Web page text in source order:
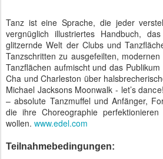
Tanz ist eine Sprache, die jeder
vergnüglich illustriertes Handbuch,
glitzernde Welt der Clubs und
Tanzschritten zu ausgefeilten,
Tanzflächen aufmischt und das
Cha und Charleston über
Michael Jacksons Moonwalk - let’s
– absolute Tanzmuffel und Anfänger,
die ihre Choreographie
wollen. www.edel.com
Teilnahmebedingungen: